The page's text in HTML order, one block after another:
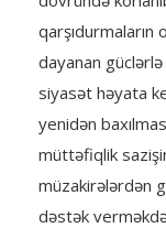
dayanan
siyasət həyata
yenidən
müttəfiqlik
müzakirələrdən
dəstək